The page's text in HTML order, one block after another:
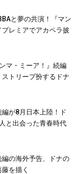
と夢の共演！『マン
レミアでアカペラ披
マ・ミーア！』続編
トリープ扮するドナ
編が8月日本上陸！ド
と出会った青春時代
編の海外予告、ドナの
を描く